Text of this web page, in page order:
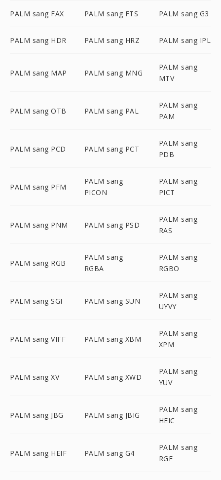
PALM sang FAX PALM sang FTS PALM sang G3
PALM sang HDR PALM sang HRZ PALM sang IPL
PALM sang MAP PALM sang MNG
PALM sang
MTV
PALM sang OTB PALM sang PAL
PALM sang
PAM
PALM sang PCD PALM sang PCT
PALM sang
PDB
PALM sang PFM
PALM sang
PICON
PALM sang
PICT
PALM sang PNM PALM sang PSD
PALM sang
RAS
PALM sang RGB
PALM sang
RGBA
PALM sang
RGBO
PALM sang SGI PALM sang SUN
PALM sang
UYVY
PALM sang VIFF PALM sang XBM
PALM sang
XPM
PALM sang XV PALM sang XWD
PALM sang
YUV
PALM sang JBG PALM sang JBIG
PALM sang
HEIC
PALM sang HEIF PALM sang G4
PALM sang
RGF